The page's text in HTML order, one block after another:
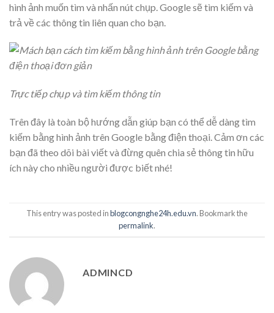
hình ảnh muốn tìm và nhấn nút chụp. Google sẽ tìm kiếm và
trả về các thông tin liên quan cho bạn.
Trực tiếp chụp và tìm kiếm thông tin
Trên đây là toàn bộ hướng dẫn giúp bạn có thể dễ dàng tìm
kiếm bằng hình ảnh trên Google bằng điện thoại. Cảm ơn các
bạn đã theo dõi bài viết và đừng quên chia sẻ thông tin hữu
ích này cho nhiều người được biết nhé!
This entry was posted inblogcongnghe24h.edu.vn. Bookmark the
permalink.
ADMINCD